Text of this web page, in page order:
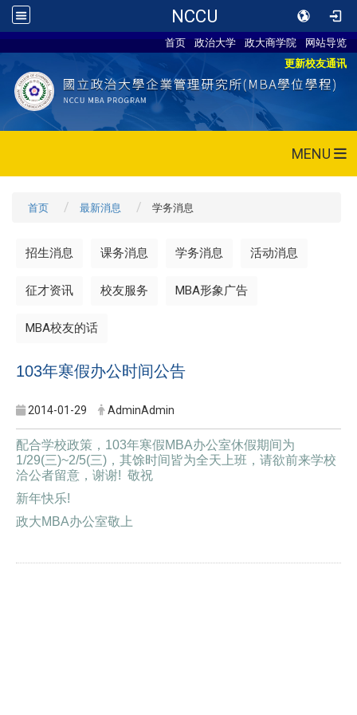
NCCU
首页 政治大学 政大商学院
网站导览
更新校友通讯
MENU
首页 最新消息 学务消息
招生消息 课务消息 学务消息 活动消息
征才资讯 校友服务 MBA形象广告
MBA校友的话
103年寒假办公时间公告
2014-01-29 AdminAdmin
配合学校政策，103年寒假MBA办公室休假期间为
1/29(三)~2/5(三)，其馀时间皆为全天上班，请欲前来学校
洽公者留意，谢谢! 敬祝
新年快乐!
政大MBA办公室敬上